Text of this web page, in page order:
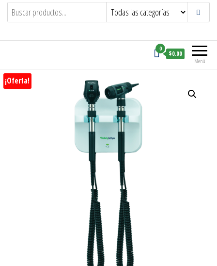
Welch Allyn Store Marca líder en equipo médico
Menú
0
$0.00
¡Oferta!